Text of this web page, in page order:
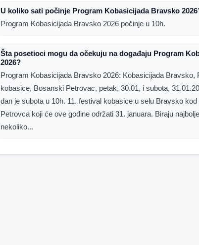
U koliko sati počinje Program Kobasicijada Bravsko
Program Kobasicijada Bravsko 2026 počinje u 10h.
Šta posetioci mogu da očekuju na događaju Program
2026?
Program Kobasicijada Bravsko 2026: Kobasicijada Bravsko,
kobasice, Bosanski Petrovac, petak, 30.01, i subota,
dan je subota u 10h. 11. festival kobasice u selu Bravsko
Petrovca koji će ove godine održati 31. januara. Biraju
nekoliko...